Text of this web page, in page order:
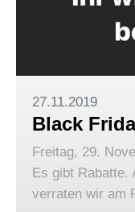
27.11.2019
Black
Freitag, 29.
Es gibt Rabatte.
verraten wir am